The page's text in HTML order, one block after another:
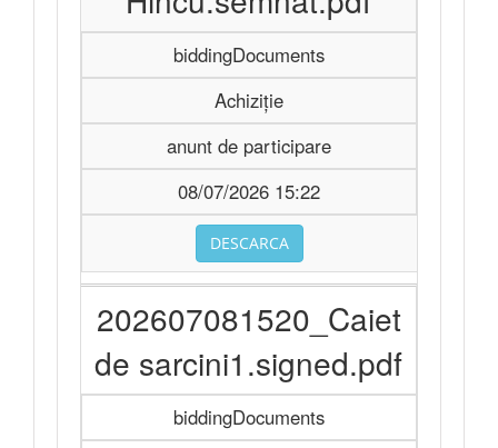
biddingDocuments
Achiziție
anunt de participare
08/07/2026 15:22
DESCARCA
202607081520_Caiet
de sarcini1.signed.pdf
biddingDocuments